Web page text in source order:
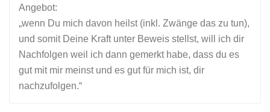
Angebot:
„wenn Du mich davon heilst (inkl. Zwänge das zu tun),
und somit Deine Kraft unter Beweis stellst, will ich dir
Nachfolgen weil ich dann gemerkt habe, dass du es
gut mit mir meinst und es gut für mich ist, dir
nachzufolgen.“